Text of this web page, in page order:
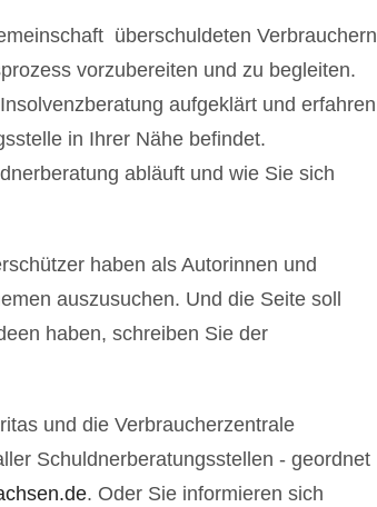
überschuldeten Verbrauchern
vorzubereiten und zu begleiten.
aufgeklärt und erfahren
in Ihrer Nähe befindet.
abläuft und wie Sie sich
haben als Autorinnen und
auszusuchen. Und die Seite soll
haben, schreiben Sie der
und die Verbraucherzentrale
Schuldnerberatungsstellen - geordnet
. Oder Sie informieren sich